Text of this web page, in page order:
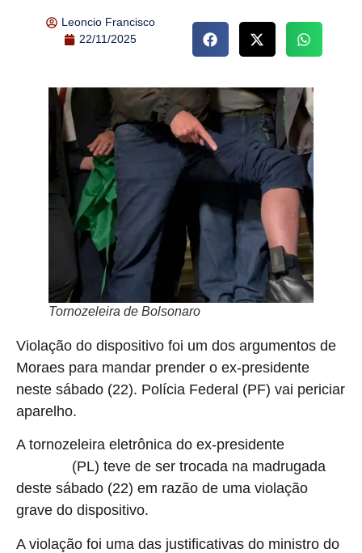
Leoncio Francisco
22/11/2025
Tornozeleira de Bolsonaro
Violação do dispositivo foi um dos argumentos de
Moraes para mandar prender o ex-presidente
neste sábado (22). Polícia Federal (PF) vai periciar
aparelho.
A tornozeleira eletrônica do ex-presidente
(PL) teve de ser trocada na madrugada
deste sábado (22) em razão de uma violação
grave do dispositivo.
A violação foi uma das justificativas do ministro do